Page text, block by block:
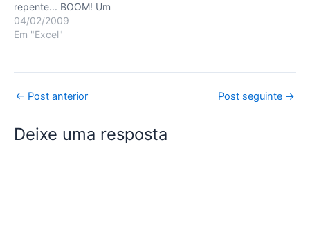
repente... BOOM! Um
OutOfMemoryError ocorre
salta em sua direção.
não ser tão abrangente
quanto eu gostaria (não
inclui gráficos), é simples
o suficiente para que até
um…
04/02/2009
Em "Excel"
Post
← Post anterior Post seguinte →
Deixe uma resposta